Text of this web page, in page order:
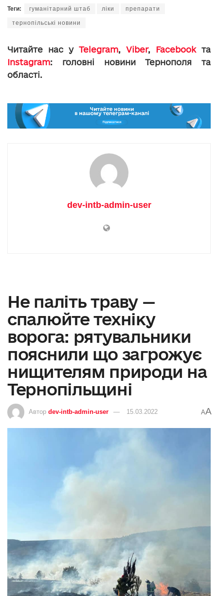
Теги: гуманітарний штаб ліки препарати
тернопільські новини
Читайте нас у Telegram, Viber, Facebookта
Instagram: головні новини Тернополя та
області.
dev-intb-admin-user
Не паліть траву —
спалюйте техніку
ворога: рятувальники
пояснили що загрожує
нищителям природи на
Тернопільщині
Автор dev-intb-admin-user 15.03.2022 AA